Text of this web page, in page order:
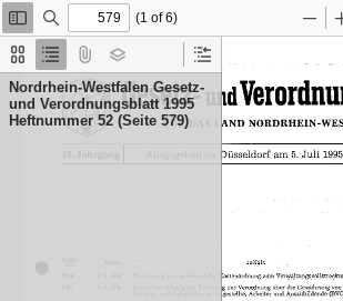
Thumbnails
Document
Outline
Attachments
Layers
Current
Item
Nordrhein-Westfalen Gesetz-
und Verordnungsblatt 1995
Heftnummer 52 (Seite 579)
Toggle
Sidebar
Find
(1 of 6)
Zoom